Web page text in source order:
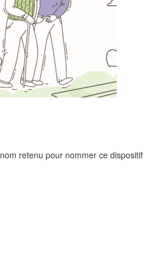
retenu pour nommer ce dispositif